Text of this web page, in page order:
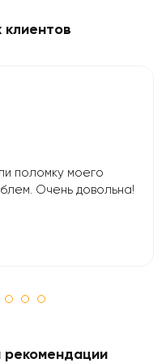
поломку моего
Очень довольна!